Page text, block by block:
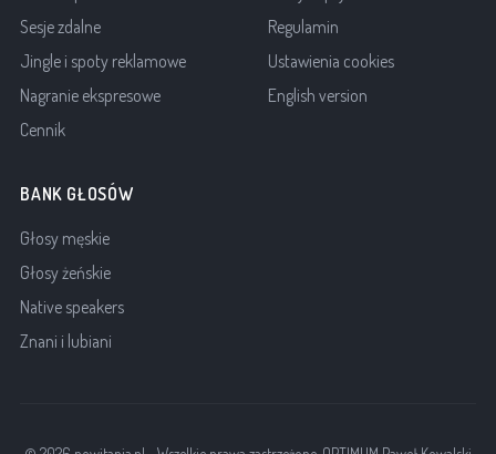
Sesje zdalne
Jingle i spoty reklamowe
Nagranie ekspresowe
Cennik
Regulamin
Ustawienia cookies
English version
BANK GŁOSÓW
Głosy męskie
Głosy żeńskie
Native speakers
Znani i lubiani